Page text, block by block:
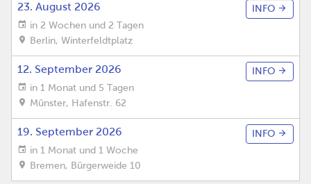
23. August 2026
in 2 Wochen und 2 Tagen
Berlin, Winterfeldtplatz
INFO
12. September 2026
in 1 Monat und 5 Tagen
Münster, Hafenstr. 62
INFO
19. September 2026
in 1 Monat und 1 Woche
Bremen, Bürgerweide 10
INFO